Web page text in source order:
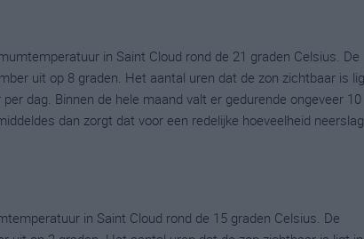
in Saint Cloud rond de 21 graden Celsius. De
uit op 8 graden. Het aantal uren dat de zon zichtbaar is
dag. Binnen de hele maand valt er gedurende ongeveer 10
dan zorgt dat voor een redelijke hoeveelheid neerslag
in Saint Cloud rond de 15 graden Celsius. De